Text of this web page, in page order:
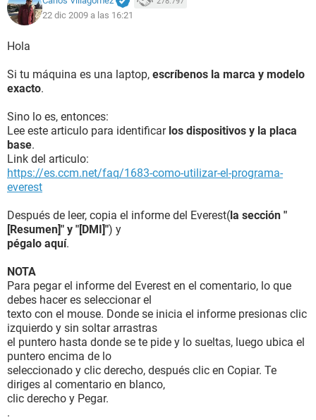
22 dic 2009 a las 16:21
Hola
Si tu máquina es una laptop, escríbenos la marca y modelo
exacto.
Sino lo es, entonces:
Lee este articulo para identificar los dispositivos y la placa
base.
Link del articulo:
https://es.ccm.net/faq/1683-como-utilizar-el-programa-
everest
Después de leer, copia el informe del Everest(la sección "
[Resumen]" y "[DMI]") y
pégalo aquí.
NOTA
Para pegar el informe del Everest en el comentario, lo que
debes hacer es seleccionar el
texto con el mouse. Donde se inicia el informe presionas clic
izquierdo y sin soltar arrastras
el puntero hasta donde se te pide y lo sueltas, luego ubica el
puntero encima de lo
seleccionado y clic derecho, después clic en Copiar. Te
diriges al comentario en blanco,
clic derecho y Pegar.
.